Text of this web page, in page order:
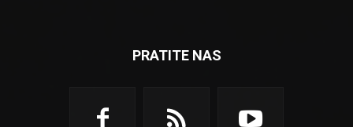
PRATITE NAS